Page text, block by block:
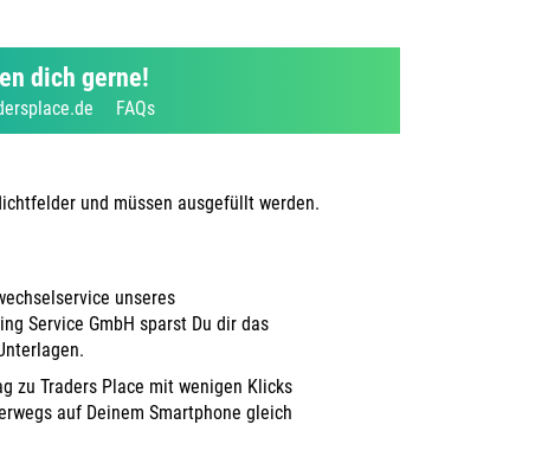
dich gerne!
FAQs
und müssen ausgefüllt werden.
unseres
Service GmbH sparst Du dir das
zu Traders Place mit wenigen Klicks
auf Deinem Smartphone gleich